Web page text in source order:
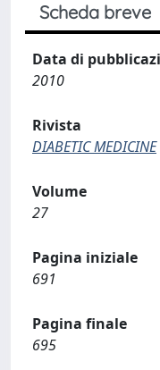
Scheda breve
Data di
2010
Rivista
DIABETIC MEDICINE
Volume
27
Pagina iniziale
691
Pagina finale
695